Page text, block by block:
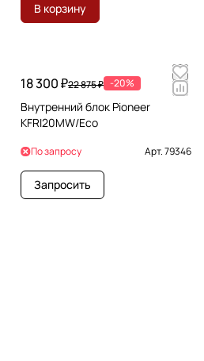
В корзину
18 300 ₽22 875 ₽ -20%
Внутренний блок Pioneer
KFRI20MW/Eco
По запросу Арт.79346
Запросить